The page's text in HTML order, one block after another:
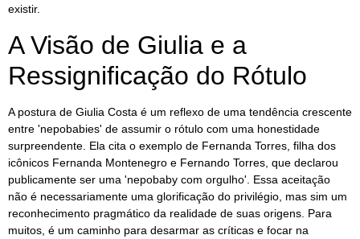
existir.
A Visão de Giulia e a
Ressignificação do Rótulo
A postura de Giulia Costa é um reflexo de uma tendência crescente
entre 'nepobabies' de assumir o rótulo com uma honestidade
surpreendente. Ela cita o exemplo de Fernanda Torres, filha dos
icônicos Fernanda Montenegro e Fernando Torres, que declarou
publicamente ser uma 'nepobaby com orgulho'. Essa aceitação
não é necessariamente uma glorificação do privilégio, mas sim um
reconhecimento pragmático da realidade de suas origens. Para
muitos, é um caminho para desarmar as críticas e focar na